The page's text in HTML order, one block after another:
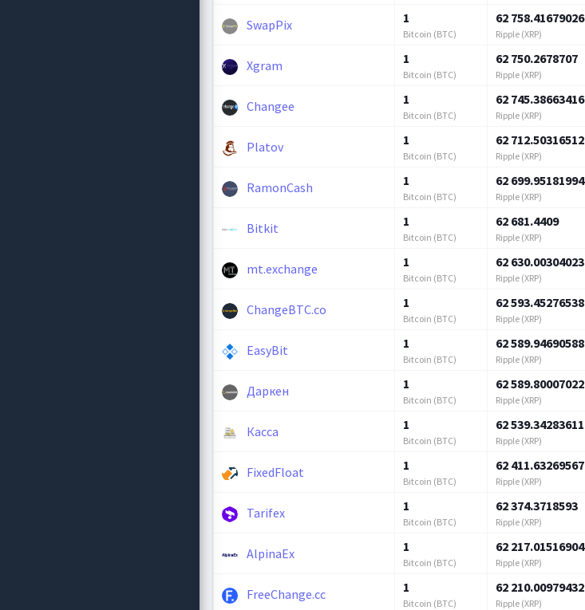
SwapPix 1
Bitcoin (BTC)
62 758.41679026
Ripple (XRP)
Xgram 1
Bitcoin (BTC)
62 750.2678707
Ripple (XRP)
Changee 1
Bitcoin (BTC)
62 745.38663416
Ripple (XRP)
Platov 1
Bitcoin (BTC)
62 712.50316512
Ripple (XRP)
RamonCash 1
Bitcoin (BTC)
62 699.95181994
Ripple (XRP)
Bitkit 1
Bitcoin (BTC)
62 681.4409
Ripple (XRP)
mt.exchange 1
Bitcoin (BTC)
62 630.00304023
Ripple (XRP)
ChangeBTC.co 1
Bitcoin (BTC)
62 593.45276538
Ripple (XRP)
EasyBit 1
Bitcoin (BTC)
62 589.94690588
Ripple (XRP)
Даркен 1
Bitcoin (BTC)
62 589.80007022
Ripple (XRP)
Касса 1
Bitcoin (BTC)
62 539.34283611
Ripple (XRP)
FixedFloat 1
Bitcoin (BTC)
62 411.63269567
Ripple (XRP)
Tarifex 1
Bitcoin (BTC)
62 374.3718593
Ripple (XRP)
AlpinaEx 1
Bitcoin (BTC)
62 217.01516904
Ripple (XRP)
FreeChange.cc 1
Bitcoin (BTC)
62 210.00979432
Ripple (XRP)